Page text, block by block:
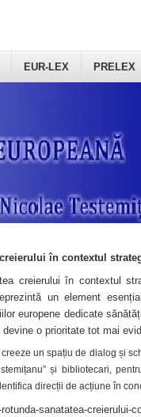
EUR-LEX PRELEX
în contextul
creierului în contextul
un element
europene dedicate
o prioritate tot mai
un spațiu de dialog și
și bibliotecari,
direcții de acțiune în
sanatatea-creierului-